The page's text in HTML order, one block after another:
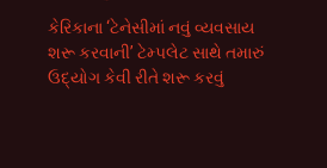
કેરિકાના ‘ટેનેસીમાં નવું વ્યવસાય
શરૂ કરવાની’ ટેમ્પલેટ સાથે તમારું
ઉદ્યોગ કેવી રીતે શરૂ કરવું